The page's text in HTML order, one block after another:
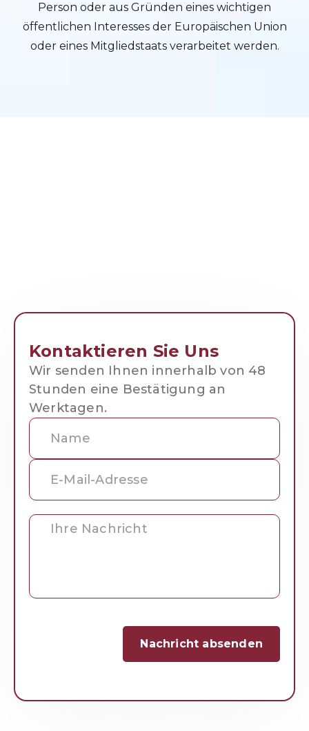
Person oder aus Gründen eines wichtigen
öffentlichen Interesses der Europäischen Union
oder eines Mitgliedstaats verarbeitet werden.
Kontaktieren Sie Uns
Wir senden Ihnen innerhalb von 48
Stunden eine Bestätigung an
Werktagen.